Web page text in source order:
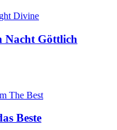
Nacht Göttlich
Beste